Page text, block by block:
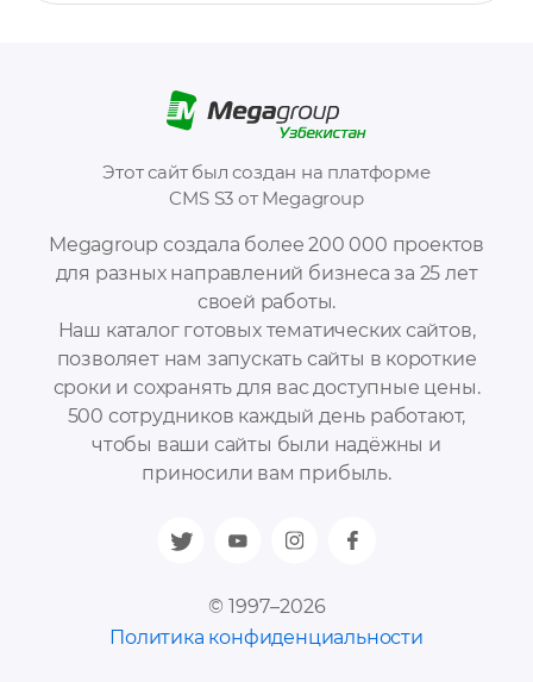
Megagroup создала более 200 000 проектов
для разных направлений бизнеса за 25 лет
своей работы.
Наш каталог готовых тематических сайтов,
позволяет нам запускать сайты в короткие
сроки и сохранять для вас доступные цены.
500 сотрудников каждый день работают,
чтобы ваши сайты были надёжны и
приносили вам прибыль.
© 1997–2026
Политика конфиденциальности
Этот сайт был создан на платформе
CMS S3 от Megagroup